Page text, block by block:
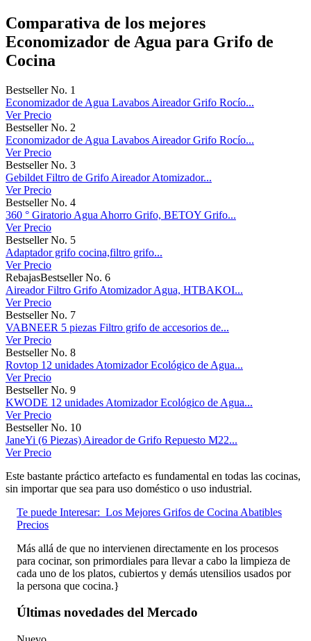
Comparativa de los mejores
Economizador de Agua para Grifo de
Cocina
Bestseller No. 1
Economizador de Agua Lavabos Aireador Grifo Rocío...
Ver Precio
Bestseller No. 2
Economizador de Agua Lavabos Aireador Grifo Rocío...
Ver Precio
Bestseller No. 3
Gebildet Filtro de Grifo Aireador Atomizador...
Ver Precio
Bestseller No. 4
360 ° Giratorio Agua Ahorro Grifo, BETOY Grifo...
Ver Precio
Bestseller No. 5
Adaptador grifo cocina,filtro grifo...
Ver Precio
RebajasBestseller No. 6
Aireador Filtro Grifo Atomizador Agua, HTBAKOI...
Ver Precio
Bestseller No. 7
VABNEER 5 piezas Filtro grifo de accesorios de...
Ver Precio
Bestseller No. 8
Rovtop 12 unidades Atomizador Ecológico de Agua...
Ver Precio
Bestseller No. 9
KWODE 12 unidades Atomizador Ecológico de Agua...
Ver Precio
Bestseller No. 10
JaneYi (6 Piezas) Aireador de Grifo Repuesto M22...
Ver Precio
Este bastante práctico artefacto es fundamental en todas las cocinas,
sin importar que sea para uso doméstico o uso industrial.
Te puede Interesar: Los Mejores Grifos de Cocina Abatibles
Precios
Más allá de que no intervienen directamente en los procesos
para cocinar, son primordiales para llevar a cabo la limpieza de
cada uno de los platos, cubiertos y demás utensilios usados por
la persona que cocina.}
Últimas novedades del Mercado